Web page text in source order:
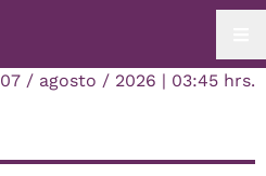
07 / agosto / 2026 | 03:45 hrs.